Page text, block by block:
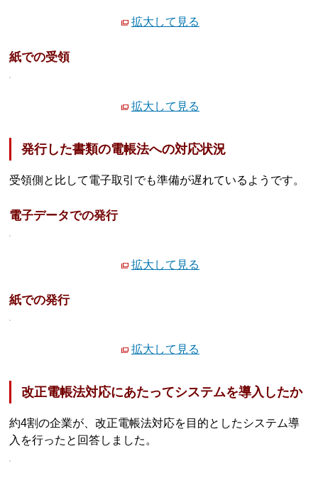
拡大して見る
紙での受領
拡大して見る
発行した書類の電帳法への対応状況
受領側と比して電子取引でも準備が遅れているようです。
電子データでの発行
拡大して見る
紙での発行
拡大して見る
改正電帳法対応にあたってシステムを導入したか
約4割の企業が、改正電帳法対応を目的としたシステム導
入を行ったと回答しました。